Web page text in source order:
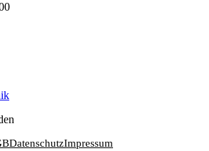
DatenschutzImpressum